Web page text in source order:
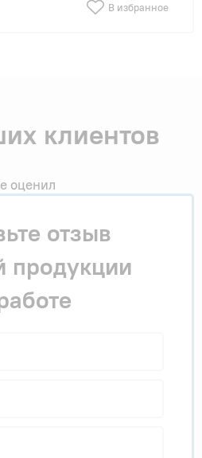
В избранное
клиентов
оценил
отзыв
продукции